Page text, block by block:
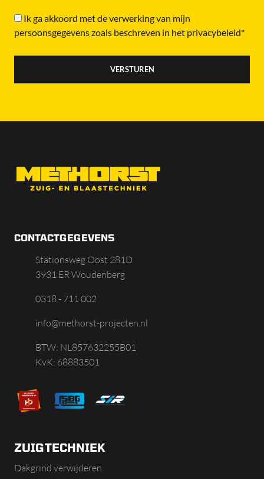
Ik ga akkoord met de verwerking van mijn
persoonsgegevens zoals beschreven in het privacybeleid*
CONTACTGEGEVENS
Stationsweg Oost 281D
3931 ER Woudenberg
0318 - 711 002
info@methorst-projecten.nl
BTW: NL857632255B01
KvK: 68883501
ZUIGTECHNIEK
Dakgrind verwijderen